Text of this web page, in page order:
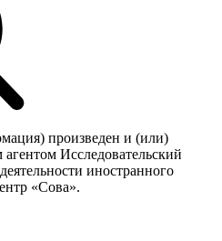
произведен и (или)
Исследовательский
иностранного
«Сова».